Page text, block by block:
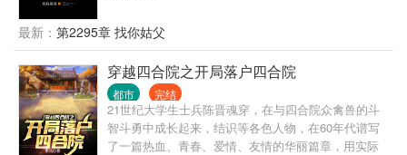
最新： 第2295章 找你姑父
穿越四合院之开局落户四合院
都市 完结
21世纪大学生士兵陈晋魂穿，在与四合院众禽兽的斗
智斗勇中成长起来，结识等各色人物，在60年代谱写
了一篇热血、青春、爱情、友情的华丽篇章，用实际